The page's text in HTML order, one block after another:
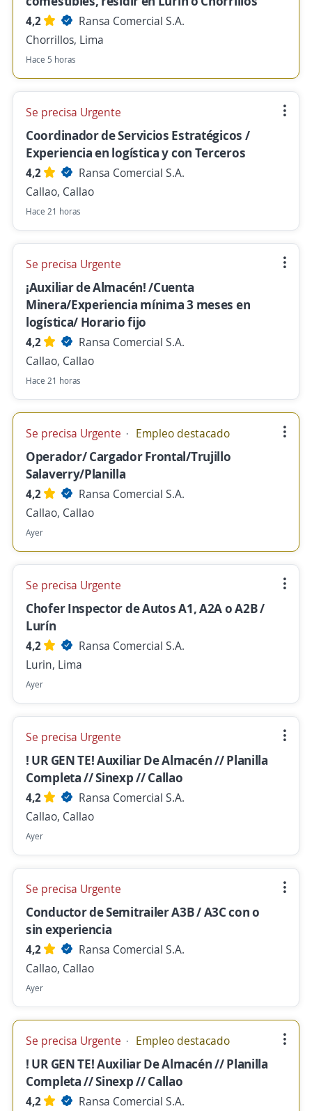
4,2
Ransa Comercial S.A.
Chorrillos, Lima
Hace 5 horas
Se precisa Urgente
Coordinador de Servicios Estratégicos /
Experiencia en logística y con Terceros
4,2
Ransa Comercial S.A.
Callao, Callao
Hace 21 horas
Se precisa Urgente
¡Auxiliar de Almacén! /Cuenta
Minera/Experiencia mínima 3 meses en
logística/ Horario fijo
4,2
Ransa Comercial S.A.
Callao, Callao
Hace 21 horas
Se precisa Urgente Empleo destacado
Operador/ Cargador Frontal/Trujillo
Salaverry/Planilla
4,2
Ransa Comercial S.A.
Callao, Callao
Ayer
Se precisa Urgente
Chofer Inspector de Autos A1, A2A o A2B /
Lurín
4,2
Ransa Comercial S.A.
Lurin, Lima
Ayer
Se precisa Urgente
! UR GEN TE! Auxiliar De Almacén // Planilla
Completa // Sinexp // Callao
4,2
Ransa Comercial S.A.
Callao, Callao
Ayer
Se precisa Urgente
Conductor de Semitrailer A3B / A3C con o
sin experiencia
4,2
Ransa Comercial S.A.
Callao, Callao
Ayer
Se precisa Urgente Empleo destacado
! UR GEN TE! Auxiliar De Almacén // Planilla
Completa // Sinexp // Callao
4,2
Ransa Comercial S.A.